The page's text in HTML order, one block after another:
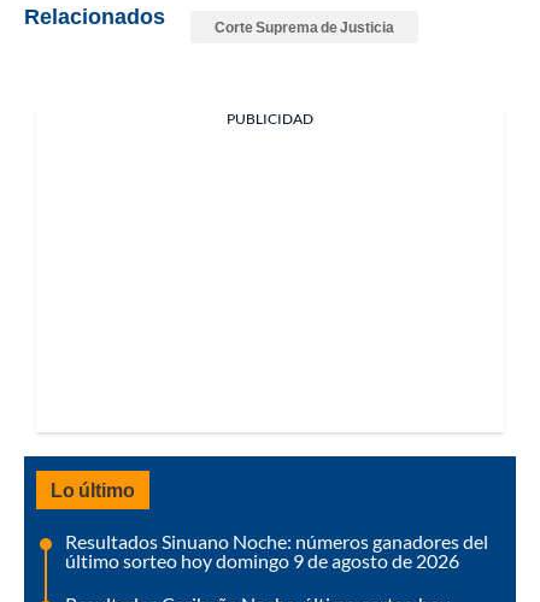
Relacionados Corte Suprema de Justicia
PUBLICIDAD
Lo último
Resultados Sinuano Noche: números ganadores del
último sorteo hoy domingo 9 de agosto de 2026